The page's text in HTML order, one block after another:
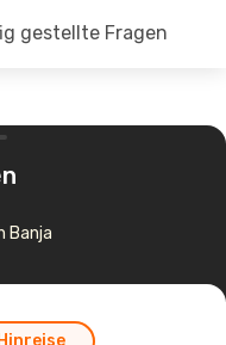
gestellte Fragen
Banja